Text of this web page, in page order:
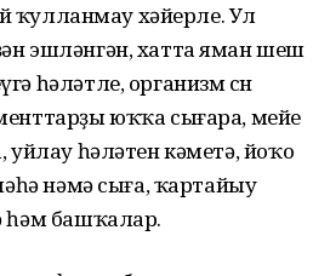
ҡулланмау хәйерле. Ул
эшләнгән, хатта яман шеш
һәләтле, организм өсөн
юҡҡа сығара, мейе
уйлау һәләтен кәметә, йоҡо
нәмә сыға, ҡартайыу
һәм башҡалар.